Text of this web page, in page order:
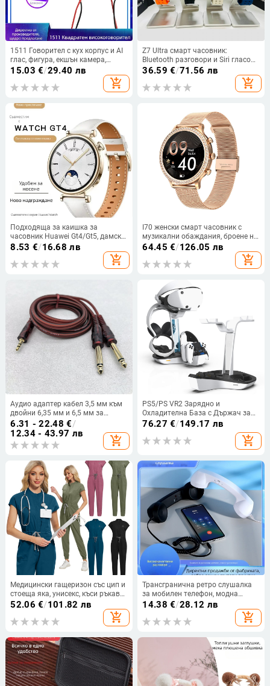
1511 Говорител с кух корпус и AI
глас, фигура, екшън камера,
автомобилно монтирани
медицински AI очила и масажор
15.03 €/29.40 лв
add_shopping_cart
Z7 Ultra смарт часовник:
Bluetooth разговори и Siri гласов
асистент, AMOLED 44mm,
алуминиев корпус, мониторинг
на сърдечен ритъм, кръвно,
36.59 €/71.56 лв
add_shopping_cart
Подходяща за каишка за
часовник Huawei Gt4/Gt5, дамски
модел часовник Gt6, оригинална
мъжка каишка от естествена
кожа 41 мм/46 мм
8.53 €/16.68 лв
add_shopping_cart
I70 женски смарт часовник с
музикални обаждания, броене на
стъпки, пулс, кръвно налягане,
мултиспорт, смарт часовник с
пръстен
64.45 €/126.05 лв
add_shopping_cart
Аудио адаптер кабел 3,5 мм към
двойни 6,35 мм и 6,5 мм за
миксер
6.31 - 22.48 €/
12.34 - 43.97 лв
add_shopping_cart
PS5/PS VR2 Зарядно и
Охладителна База с Държач за
Очила (Модел: JYS-P5156;
Съвместимост: PS5/PS VR2;
Функции: зареждане, охлаждане,
76.27 €/149.17 лв
add_shopping_cart
Медицински гащеризон със цип и
стоеща яка, унисекс, къси ръкави,
влагоотводящ полиестер-
52.06 €/101.82 лв
add_shopping_cart
Трансгранична ретро слушалка
за мобилен телефон, модна
фронтална слушалка с
микрофон, готина слушалка за
телефон за бременни жени,
14.38 €/28.12 лв
add_shopping_cart